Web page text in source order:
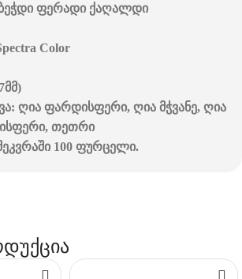
ფერადი ქაღალდი
Color
ღია ფარდისფერი, ღია მჭვანე, ღია
თეთრი
100 ფურცელი.